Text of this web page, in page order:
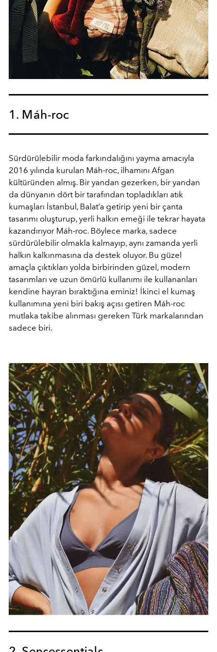
1. Máh-roc
Sürdürülebilir moda farkındalığını yayma amacıyla
2016 yılında kurulan Máh-roc, ilhamını Afgan
kültüründen almış. Bir yandan gezerken, bir yandan
da dünyanın dört bir tarafından topladıkları atık
kumaşları İstanbul, Balat’a getirip yeni bir çanta
tasarımı oluşturup, yerli halkın emeği ile tekrar hayata
kazandırıyor Máh-roc. Böylece marka, sadece
sürdürülebilir olmakla kalmayıp, aynı zamanda yerli
halkın kalkınmasına da destek oluyor. Bu güzel
amaçla çıktıkları yolda birbirinden güzel, modern
tasarımları ve uzun ömürlü kullanımı ile kullananları
kendine hayran bıraktığına eminiz! İkinci el kumaş
kullanımına yeni biri bakış açısı getiren Máh-roc
mutlaka takibe alınması gereken Türk markalarından
sadece biri.